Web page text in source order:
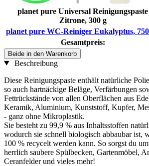
planet pure Universal Reinigungspaste
Zitrone, 300 g
planet pure WC-Reiniger Eukalyptus,
Gesamtpreis:
Beide in den Warenkorb
Beschreibung
Diese Reinigungspaste enthält natürliche
so auch hartnäckige Beläge, Verfärbungen
Fettrückstände von allen Oberflächen aus
Keramik, Aluminium, Kunststoff, Kupfer,
- ganz ohne Mikroplastik.
Sie besteht zu 99,9 % aus Inhaltsstoffen
wodurch sie schnell biologisch abbaubar ist,
100 % recycelt werden kann. So sorgst du
herrlich saubere Spülbecken, Gartenmöbel,
Ceranfelder und vieles mehr!